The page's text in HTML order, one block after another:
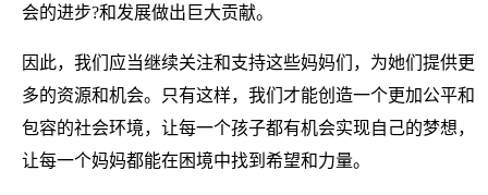
会的进步?和发展做出巨大贡献。
因此，我们应当继续关注和支持这些妈妈们，为她们提供更
多的资源和机会。只有这样，我们才能创造一个更加公平和
包容的社会环境，让每一个孩子都有机会实现自己的梦想，
让每一个妈妈都能在困境中找到希望和力量。